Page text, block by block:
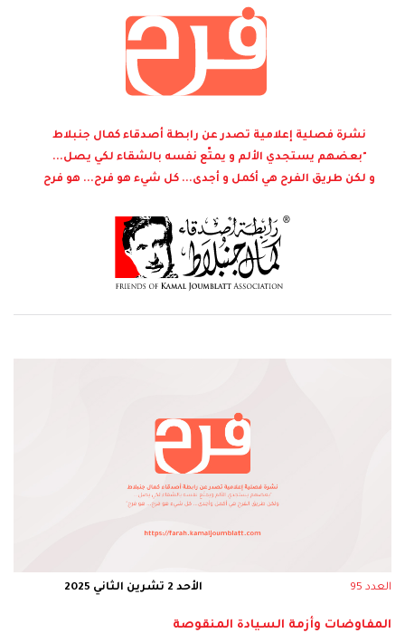
نشرة فصلية إعلامية تصدر عن رابطة أصدقاء كمال جنبلاط
"بعضهم يستجدي الألم و يمتّع نفسه بالشقاء لكي يصل...
و لكن طريق الفرح هي أكمل و أجدى... كل شيء هو فرح... هو فرح
العدد 95 الأحد 2 تشرين الثاني 2025
المفاوضات وأزمة السيادة المنقوصة